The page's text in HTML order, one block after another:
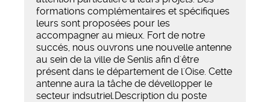
formations complémentaires et spécifiques
leurs sont proposées pour les
accompagner au mieux. Fort de notre
succés, nous ouvrons une nouvelle antenne
au sein de la ville de Senlis afin d'être
présent dans le département de l'Oise. Cette
antenne aura la tâche de dévellopper le
secteur indsutriel.Description du poste